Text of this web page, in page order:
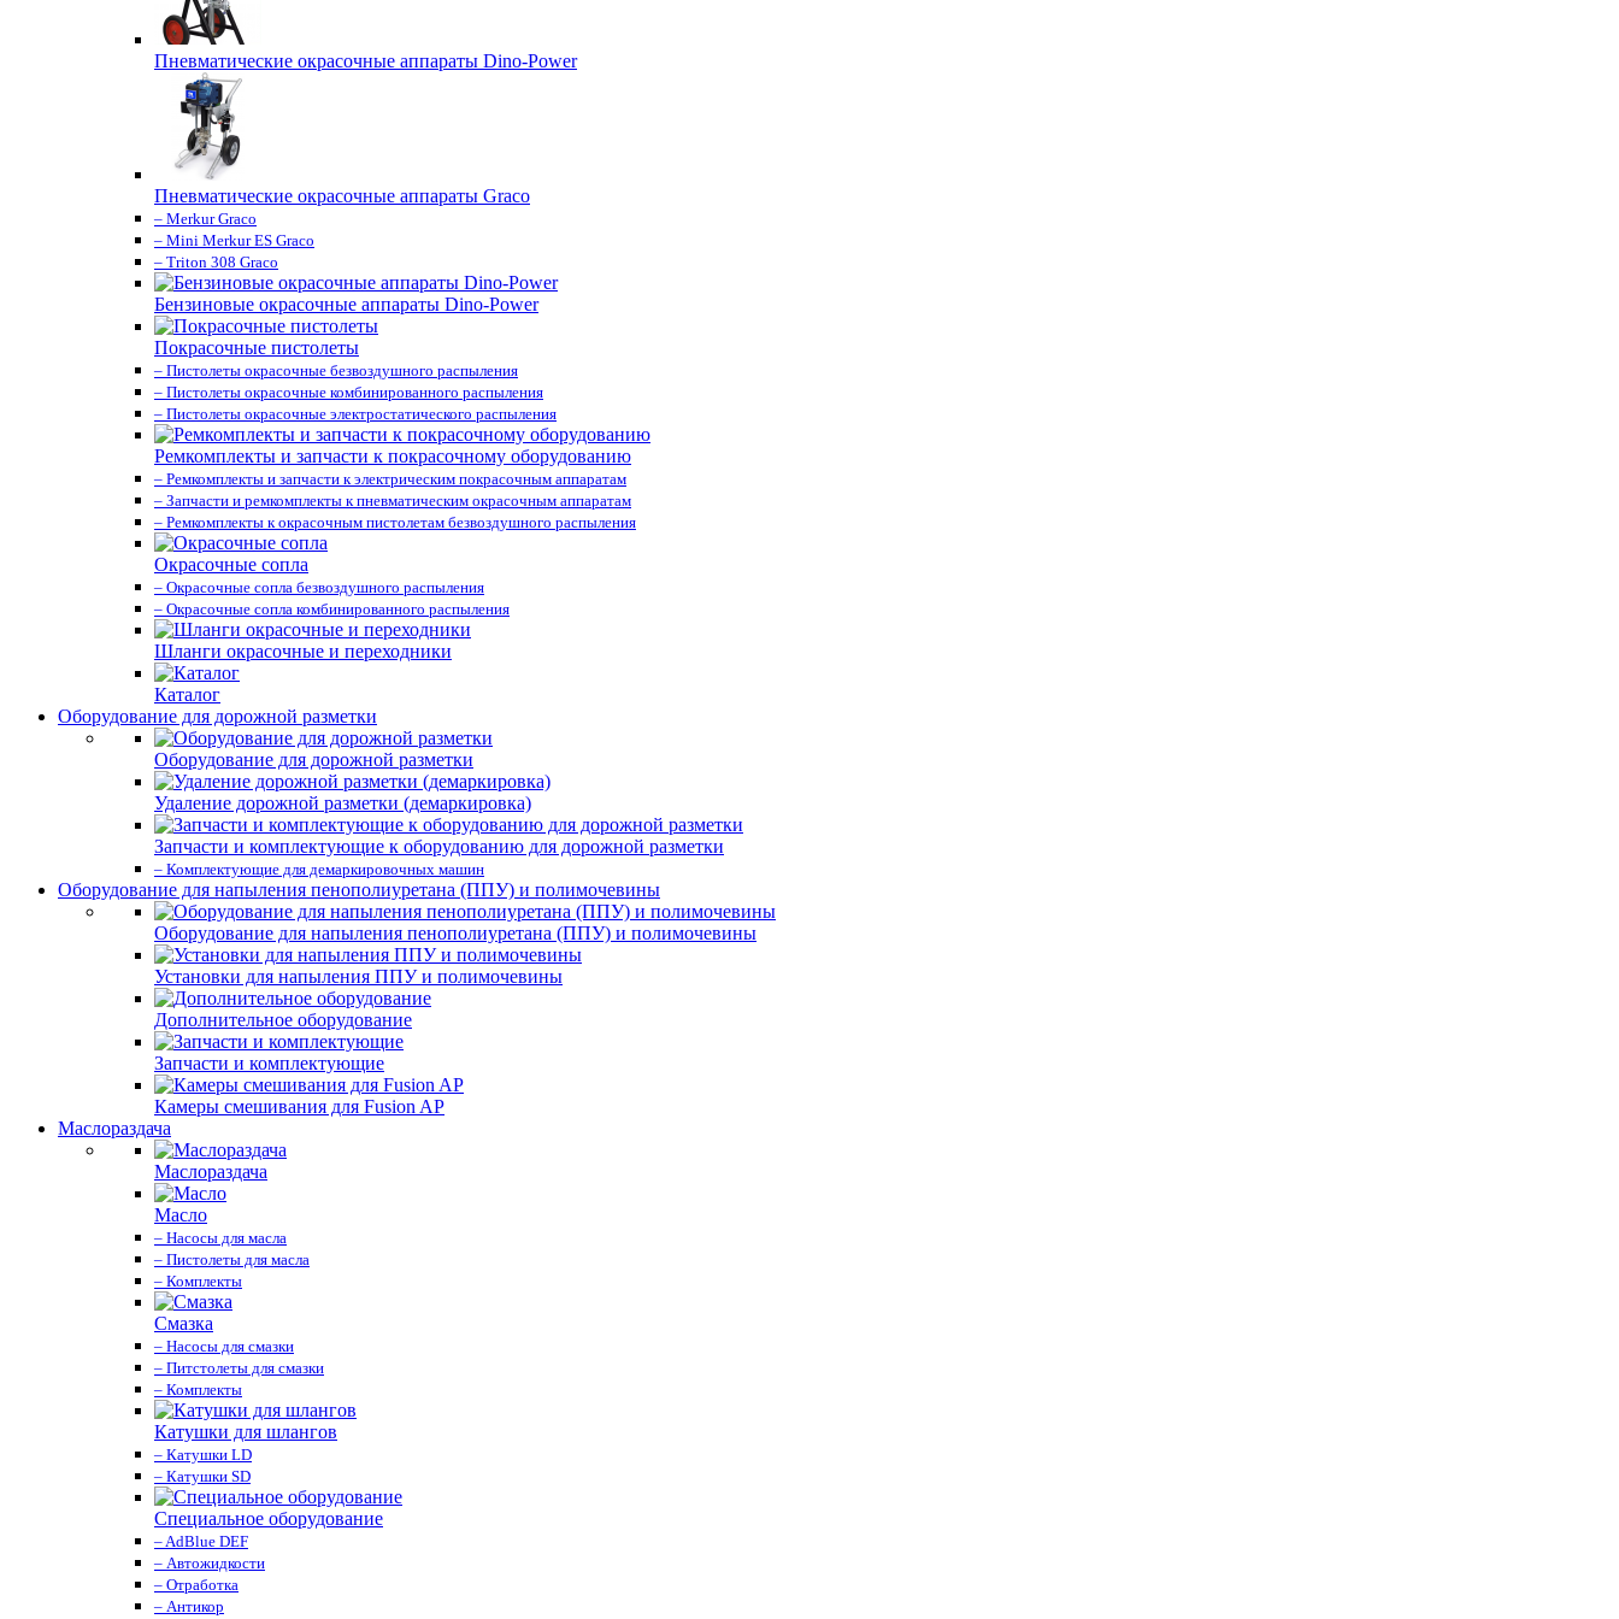
Пневматические окрасочные аппараты Dino-Power
Пневматические окрасочные аппараты Graco
– Merkur Graco
– Mini Merkur ES Graco
– Triton 308 Graco
Бензиновые окрасочные аппараты Dino-Power
Покрасочные пистолеты
– Пистолеты окрасочные безвоздушного распыления
– Пистолеты окрасочные комбинированного распыления
– Пистолеты окрасочные электростатического распыления
Ремкомплекты и запчасти к покрасочному оборудованию
– Ремкомплекты и запчасти к электрическим покрасочным аппаратам
– Запчасти и ремкомплекты к пневматическим окрасочным аппаратам
– Ремкомплекты к окрасочным пистолетам безвоздушного распыления
Окрасочные сопла
– Окрасочные сопла безвоздушного распыления
– Окрасочные сопла комбинированного распыления
Шланги окрасочные и переходники
Каталог
Оборудование для дорожной разметки
Оборудование для дорожной разметки
Удаление дорожной разметки (демаркировка)
Запчасти и комплектующие к оборудованию для дорожной разметки
– Комплектующие для демаркировочных машин
Оборудование для напыления пенополиуретана (ППУ) и полимочевины
Оборудование для напыления пенополиуретана (ППУ) и полимочевины
Установки для напыления ППУ и полимочевины
Дополнительное оборудование
Запчасти и комплектующие
Камеры смешивания для Fusion AP
Маслораздача
Маслораздача
Масло
– Насосы для масла
– Пистолеты для масла
– Комплекты
Смазка
– Насосы для смазки
– Питстолеты для смазки
– Комплекты
Катушки для шлангов
– Катушки LD
– Катушки SD
Специальное оборудование
– AdBlue DEF
– Автожидкости
– Отработка
– Антикор